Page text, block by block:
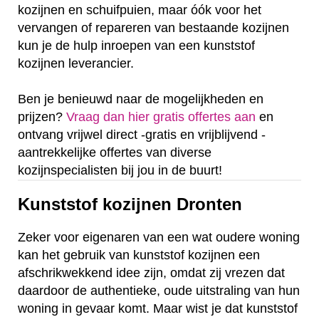
kozijnen en schuifpuien, maar óók voor het
vervangen of repareren van bestaande kozijnen
kun je de hulp inroepen van een kunststof
kozijnen leverancier.
Ben je benieuwd naar de mogelijkheden en
prijzen? Vraag dan hier gratis offertes aan en
ontvang vrijwel direct -gratis en vrijblijvend -
aantrekkelijke offertes van diverse
kozijnspecialisten bij jou in de buurt!
Kunststof kozijnen Dronten
Zeker voor eigenaren van een wat oudere woning
kan het gebruik van kunststof kozijnen een
afschrikwekkend idee zijn, omdat zij vrezen dat
daardoor de authentieke, oude uitstraling van hun
woning in gevaar komt. Maar wist je dat kunststof